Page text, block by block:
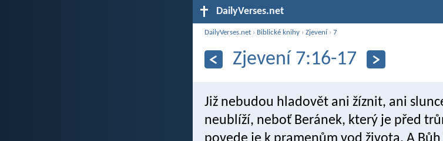
DailyVerses.net
DailyVerses.net › Biblické knihy ›Zjevení›7
Zjevení 7:16-17
Již nebudou hladovět ani žíznit, ani
neublíží, neboť Beránek, který je před